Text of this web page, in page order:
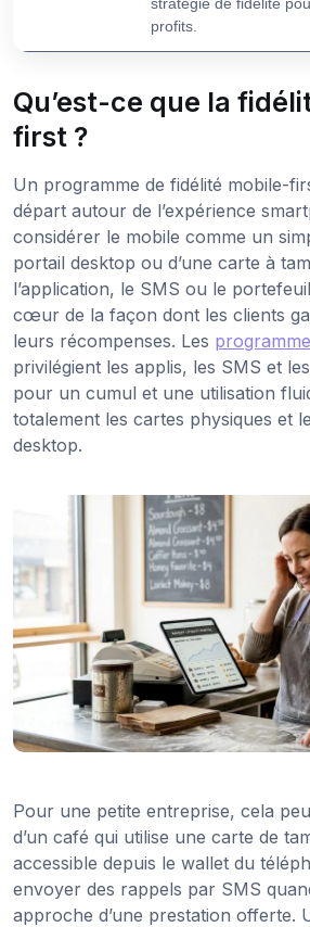
stratégie de fidélité
profits.
Qu’est-ce que la
first ?
Un programme de fidélité mobile-
départ autour de l’expérience
considérer le mobile comme un
portail desktop ou d’une carte à
l’application, le SMS ou le
cœur de la façon dont les clients
leurs récompenses. Les
privilégient les applis, les SMS et
pour un cumul et une utilisation
totalement les cartes physiques et
desktop.
Pour une petite entreprise, cela
d’un café qui utilise une carte de
accessible depuis le wallet du
envoyer des rappels par SMS
approche d’une prestation offerte.